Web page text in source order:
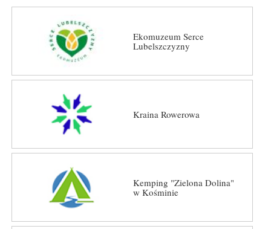
Ekomuzeum Serce
Lubelszczyzny
Kraina Rowerowa
Kemping "Zielona Dolina"
w Kośminie